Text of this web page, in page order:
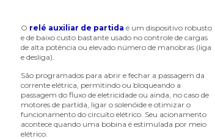
chave valvula joystick
chicote elétrico
chicote elétrico para caixa de
chicote para farol
componentes abs - cabo de
extensão
componentes abs - válvula ecu
moduladora
O relé auxiliar de partida é um dispositivo robusto
e de baixo custo bastante usado no controle de cargas
de alta potência ou elevado número de manobras (liga
e desliga).
São programados para abrir e fechar a passagem da
corrente elétrica, permitindo ou bloqueando a
passagem do fluxo de eletricidade ou ainda, no caso de
motores de partida, ligar o solenóide e otimizar o
funcionamento do circuito elétrico. Seu acionamento
acontece quando uma bobina é estimulada por meio
elétrico.